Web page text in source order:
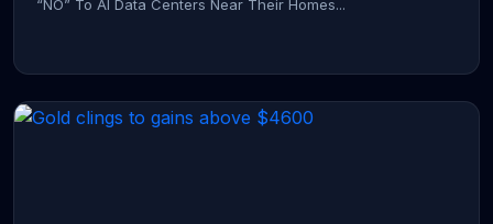
“NO” To AI Data Centers Near Their Homes...